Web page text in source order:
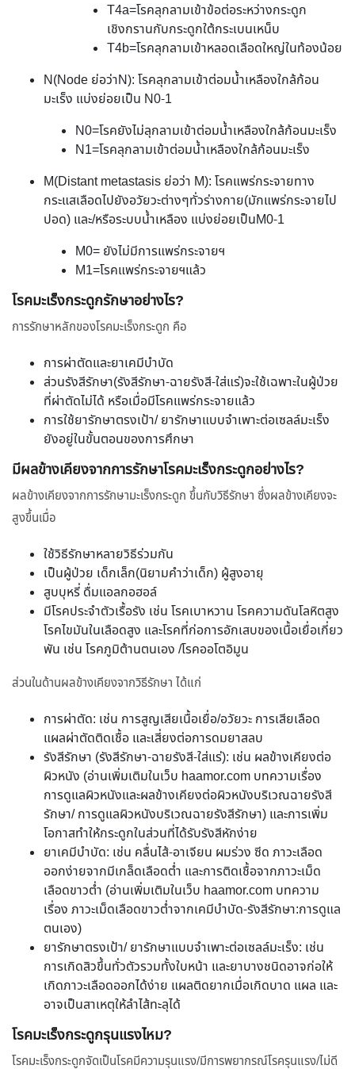
T4a=โรคลุกลามเข้าข้อต่อระหว่างกระดูก
เชิงกรานกับกระดูกใต้กระเบนเหน็บ
T4b=โรคลุกลามเข้าหลอดเลือดใหญ่ในท้องน้อย
N(Node ย่อว่าN): โรคลุกลามเข้าต่อมน้ำเหลืองใกล้ก้อน
มะเร็ง แบ่งย่อยเป็น N0-1
N0=โรคยังไม่ลุกลามเข้าต่อมน้ำเหลืองใกล้ก้อนมะเร็ง
N1=โรคลุกลามเข้าต่อมน้ำเหลืองใกล้ก้อนมะเร็ง
M(Distant metastasis ย่อว่า M): โรคแพร่กระจายทาง
กระแสเลือดไปยังอวัยวะต่างๆทั่วร่างกาย(มักแพร่กระจายไป
ปอด) และ/หรือระบบน้ำเหลือง แบ่งย่อยเป็นM0-1
M0= ยังไม่มีการแพร่กระจายฯ
M1=โรคแพร่กระจายฯแล้ว
โรคมะเร็งกระดูกรักษาอย่างไร?
การรักษาหลักของโรคมะเร็งกระดูก คือ
การผ่าตัดและยาเคมีบำบัด
ส่วนรังสีรักษา(รังสีรักษา-ฉายรังสี-ใส่แร่)จะใช้เฉพาะในผู้ป่วย
ที่ผ่าตัดไม่ได้ หรือเมื่อมีโรคแพร่กระจายแล้ว
การใช้ยารักษาตรงเป้า/ ยารักษาแบบจำเพาะต่อเซลล์มะเร็ง
ยังอยู่ในขั้นตอนของการศึกษา
มีผลข้างเคียงจากการรักษาโรคมะเร็งกระดูกอย่างไร?
ผลข้างเคียงจากการรักษามะเร็งกระดูก ขึ้นกับวิธีรักษา ซึ่งผลข้างเคียงจะ
สูงขึ้นเมื่อ
ใช้วิธีรักษาหลายวิธีร่วมกัน
เป็นผู้ป่วย เด็กเล็ก(นิยามคำว่าเด็ก) ผู้สูงอายุ
สูบบุหรี่ ดื่มแอลกอฮอล์
มีโรคประจำตัวเรื้อรัง เช่น โรคเบาหวาน โรคความดันโลหิตสูง
โรคไขมันในเลือดสูง และโรคที่ก่อการอักเสบของเนื้อเยื่อเกี่ยว
พัน เช่น โรคภูมิต้านตนเอง /โรคออโตอิมูน
ส่วนในด้านผลข้างเคียงจากวิธีรักษา ได้แก่
การผ่าตัด: เช่น การสูญเสียเนื้อเยื่อ/อวัยวะ การเสียเลือด
แผลผ่าตัดติดเชื้อ และเสี่ยงต่อการดมยาสลบ
รังสีรักษา (รังสีรักษา-ฉายรังสี-ใส่แร่): เช่น ผลข้างเคียงต่อ
ผิวหนัง (อ่านเพิ่มเติมในเว็บ haamor.com บทความเรื่อง
การดูแลผิวหนังและผลข้างเคียงต่อผิวหนังบริเวณฉายรังสี
รักษา/ การดูแลผิวหนังบริเวณฉายรังสีรักษา) และการเพิ่ม
โอกาสทำให้กระดูกในส่วนที่ได้รับรังสีหักง่าย
ยาเคมีบำบัด: เช่น คลื่นไส้-อาเจียน ผมร่วง ซีด ภาวะเลือด
ออกง่ายจากมีเกล็ดเลือดต่ำ และการติดเชื้อจากภาวะเม็ด
เลือดขาวต่ำ (อ่านเพิ่มเติมในเว็บ haamor.com บทความ
เรื่อง ภาวะเม็ดเลือดขาวต่ำจากเคมีบำบัด-รังสีรักษา:การดูแล
ตนเอง)
ยารักษาตรงเป้า/ ยารักษาแบบจำเพาะต่อเซลล์มะเร็ง: เช่น
การเกิดสิวขึ้นทั่วตัวรวมทั้งใบหน้า และยาบางชนิดอาจก่อให้
เกิดภาวะเลือดออกได้ง่าย แผลติดยากเมื่อเกิดบาด แผล และ
อาจเป็นสาเหตุให้ลำไส้ทะลุได้
โรคมะเร็งกระดูกรุนแรงไหม?
โรคมะเร็งกระดูกจัดเป็นโรคมีความรุนแรง/มีการพยากรณ์โรครุนแรง/ไม่ดี